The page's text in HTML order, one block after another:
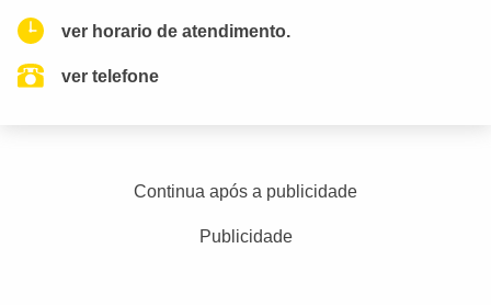
ver horario de atendimento.
ver telefone
Continua após a publicidade
Publicidade